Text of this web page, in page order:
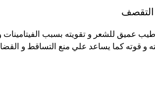
التقصف
عميق للشعر و تقويته بسبب الفيتامينات
و قوته كما يساعد علي منع التساقط و